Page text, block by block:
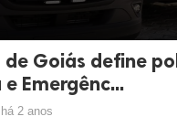
de Goiás define
Emergênc...
há 2 anos